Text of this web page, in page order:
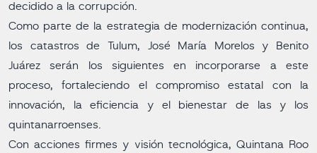
decidido a la corrupción.
Como parte de la estrategia de modernización continua,
los catastros de Tulum, José María Morelos y Benito
Juárez serán los siguientes en incorporarse a este
proceso, fortaleciendo el compromiso estatal con la
innovación, la eficiencia y el bienestar de las y los
quintanarroenses.
Con acciones firmes y visión tecnológica, Quintana Roo